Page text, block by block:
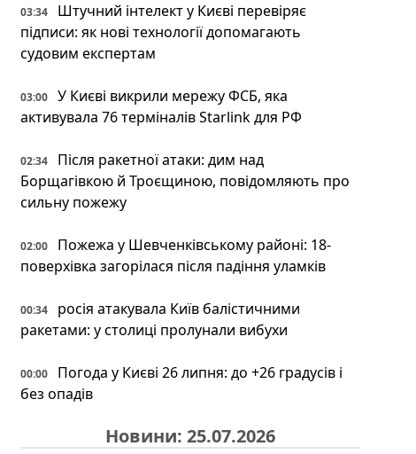
03:34
Штучний інтелект у Києві перевіряє
підписи: як нові технології допомагають
судовим експертам
03:00
У Києві викрили мережу ФСБ, яка
активувала 76 терміналів Starlink для РФ
02:34
Після ракетної атаки: дим над
Борщагівкою й Троєщиною, повідомляють про
сильну пожежу
02:00
Пожежа у Шевченківському районі: 18-
поверхівка загорілася після падіння уламків
00:34
росія атакувала Київ балістичними
ракетами: у столиці пролунали вибухи
00:00
Погода у Києві 26 липня: до +26 градусів і
без опадів
Новини: 25.07.2026